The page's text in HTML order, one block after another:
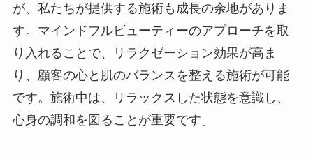
が、私たちが提供する施術も成長の余地がありま
す。マインドフルビューティーのアプローチを取
り入れることで、リラクゼーション効果が高ま
り、顧客の心と肌のバランスを整える施術が可能
です。施術中は、リラックスした状態を意識し、
心身の調和を図ることが重要です。